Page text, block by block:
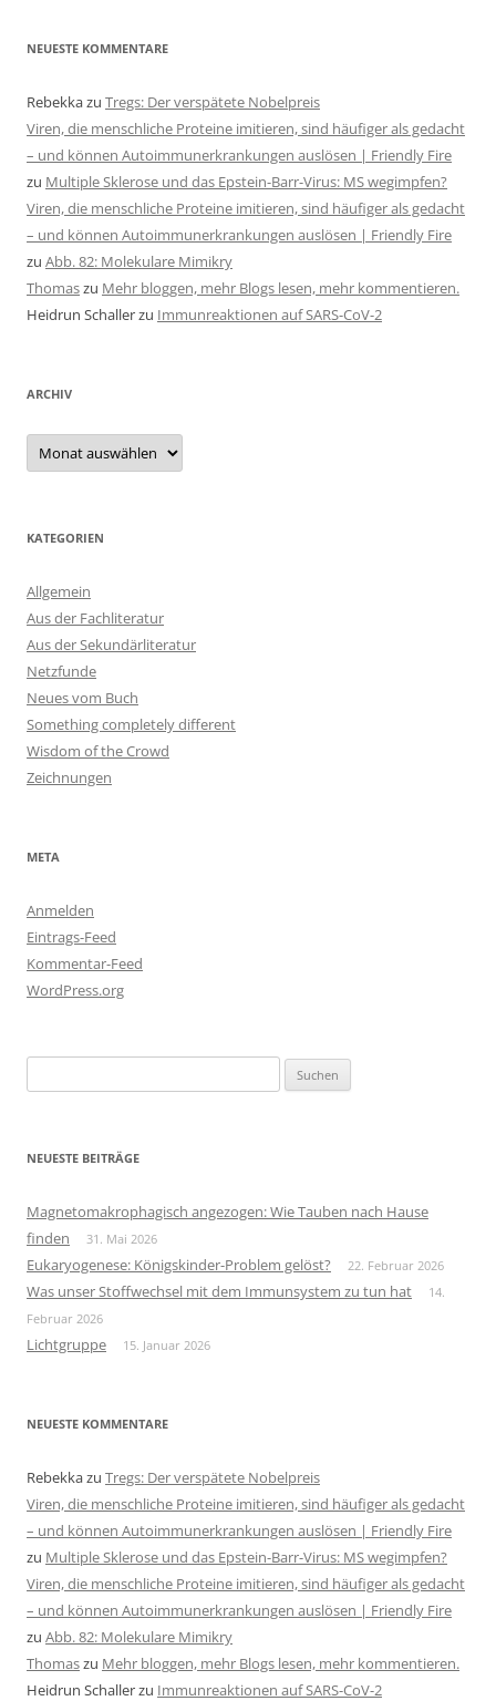
NEUESTE KOMMENTARE
Rebekkazu Tregs: Der verspätete Nobelpreis
Viren, die menschliche Proteine imitieren, sind häufiger als gedacht
– und können Autoimmunerkrankungen auslösen | Friendly Fire
zu Multiple Sklerose und das Epstein-Barr-Virus: MS wegimpfen?
Viren, die menschliche Proteine imitieren, sind häufiger als gedacht
– und können Autoimmunerkrankungen auslösen | Friendly Fire
zu Abb. 82: Molekulare Mimikry
Thomaszu Mehr bloggen, mehr Blogs lesen, mehr kommentieren.
Heidrun Schallerzu Immunreaktionen auf SARS-CoV-2
ARCHIV
Archiv
KATEGORIEN
Allgemein
Aus der Fachliteratur
Aus der Sekundärliteratur
Netzfunde
Neues vom Buch
Something completely different
Wisdom of the Crowd
Zeichnungen
META
Anmelden
Eintrags-Feed
Kommentar-Feed
WordPress.org
nach:
NEUESTE BEITRÄGE
Magnetomakrophagisch angezogen: Wie Tauben nach Hause
finden
31. Mai 2026
Eukaryogenese: Königskinder-Problem gelöst? 22. Februar 2026
Was unser Stoffwechsel mit dem Immunsystem zu tun hat
14.
Februar 2026
Lichtgruppe 15. Januar 2026
NEUESTE KOMMENTARE
Rebekkazu Tregs: Der verspätete Nobelpreis
Viren, die menschliche Proteine imitieren, sind häufiger als gedacht
– und können Autoimmunerkrankungen auslösen | Friendly Fire
zu Multiple Sklerose und das Epstein-Barr-Virus: MS wegimpfen?
Viren, die menschliche Proteine imitieren, sind häufiger als gedacht
– und können Autoimmunerkrankungen auslösen | Friendly Fire
zu Abb. 82: Molekulare Mimikry
Thomaszu Mehr bloggen, mehr Blogs lesen, mehr kommentieren.
Heidrun Schallerzu Immunreaktionen auf SARS-CoV-2